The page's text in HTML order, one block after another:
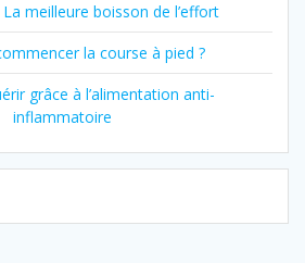
meilleure boisson de l’effort
la course à pied ?
grâce à l’alimentation anti-
inflammatoire